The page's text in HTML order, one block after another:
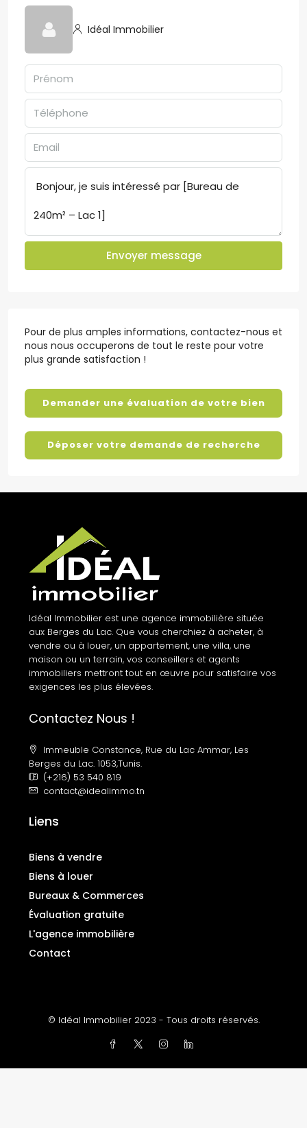
Idéal Immobilier
Envoyer message
Pour de plus amples informations, contactez-nous et
nous nous occuperons de tout le reste pour votre
plus grande satisfaction !
Demander une évaluation de votre bien
Déposer votre demande de recherche
Idéal Immobilier est une agence immobilière située
aux Berges du Lac. Que vous cherchiez à acheter, à
vendre ou à louer, un appartement, une villa, une
maison ou un terrain, vos conseillers et agents
immobiliers mettront tout en œuvre pour satisfaire vos
exigences les plus élevées.
Contactez Nous !
Immeuble Constance, Rue du Lac Ammar, Les
Berges du Lac. 1053,Tunis.
(+216) 53 540 819
contact@idealimmo.tn
Liens
Biens à vendre
Biens à louer
Bureaux & Commerces
Évaluation gratuite
L'agence immobilière
Contact
© Idéal Immobilier 2023 - Tous droits réservés.